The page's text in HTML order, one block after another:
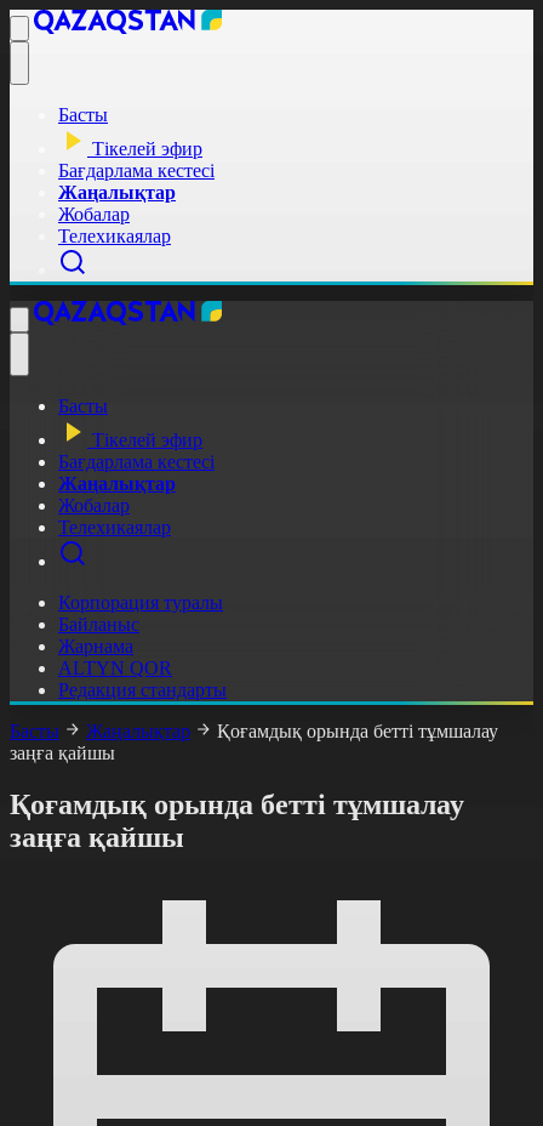
Басты
Тікелей эфир
Бағдарлама кестесі
Жаңалықтар
Жобалар
Телехикаялар
Басты
Тікелей эфир
Бағдарлама кестесі
Жаңалықтар
Жобалар
Телехикаялар
Корпорация туралы
Байланыс
Жарнама
ALTYN QOR
Редакция стандарты
Басты
Жаңалықтар
Қоғамдық орында бетті тұмшалау
заңға қайшы
Қоғамдық орында бетті тұмшалау
заңға қайшы